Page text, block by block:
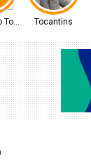
TocantinsTocantins